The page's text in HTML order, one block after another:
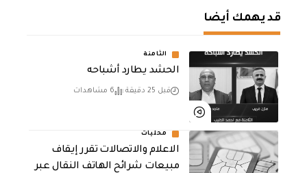
قد يهمك أيضا
الثامنة
الحشد يطارد أشباحه
قبل 25 دقيقة 6 مشاهدات
محليات
الاعلام والاتصالات تقرر إيقاف
مبيعات شرائح الهاتف النقال عبر